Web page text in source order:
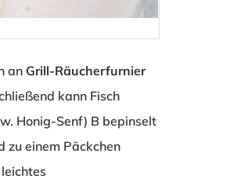
an Grill-Räucherfurnier
kann Fisch
Honig-Senf) B bepinselt
zu einem Päckchen